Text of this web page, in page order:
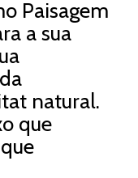
Paisagem
a sua
natural.
que